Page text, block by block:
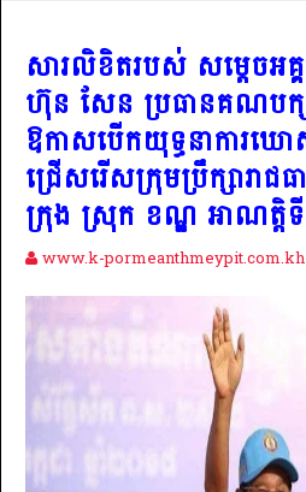
សារលិខិតរបស់ សម្តេចអគ្
ហ៊ុន សែន ប្រធានគណបក្ស
ឱកាសបើកយុទ្ធនាការឃ
ជ្រើសរើសក្រុមប្រឹក្សារាជធ
ក្រុង ស្រុក ខណ្ឌ អាណត្តិ
www.k-pormeanthmeypit.com.kh